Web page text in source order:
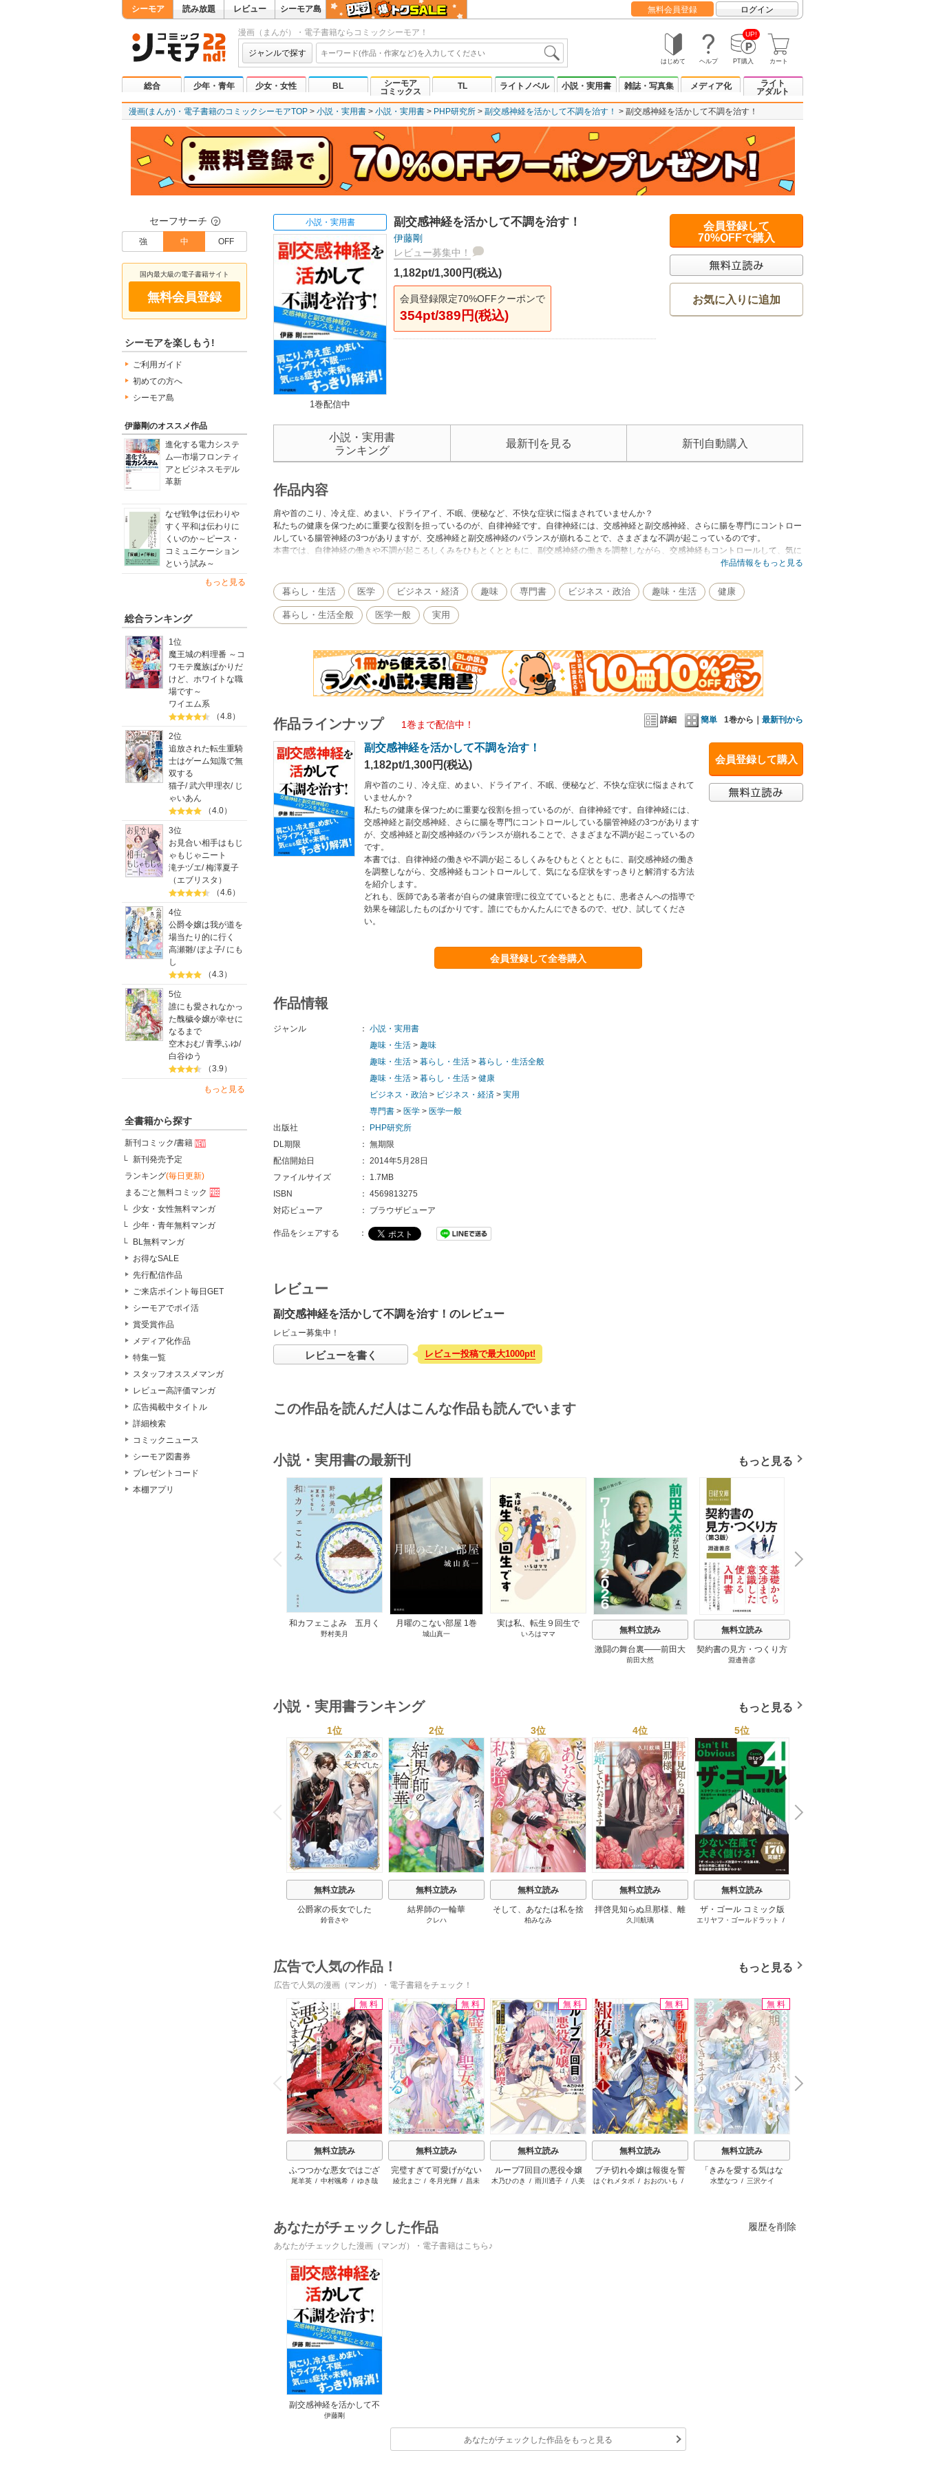
シーモア 読み放題 レビュー シーモア島 無料会員登録 ログイン
漫画（まんが）・電子書籍ならコミックシーモア！
ジャンルで探す
はじめて ヘルプ
UP!
PT購入 カート
総合 少年・青年 少女・女性 BL
シーモア
コミックス
TL ライトノベル 小説・実用書 雑誌・写真集 メディア化
ライト
アダルト
漫画(まんが)・電子書籍のコミックシーモアTOP 小説・実用書 小説・実用書 PHP研究所 副交感神経を活かして不調を治す！ 副交感神経を活かして不調を治す！
セーフサーチ ？
強 中 OFF
国内最大級の電子書籍サイト
無料会員登録
シーモアを楽しもう!
ご利用ガイド
初めての方へ
シーモア島
伊藤剛のオススメ作品
進化する電力システ
ム―市場フロンティ
アとビジネスモデル
革新
なぜ戦争は伝わりや
すく平和は伝わりに
くいのか～ピース・
コミュニケーション
という試み～
もっと見る
総合ランキング
1位
魔王城の料理番 ～コ
ワモテ魔族ばかりだ
けど、ホワイトな職
場です～
ワイエム系
（4.8）
2位
追放された転生重騎
士はゲーム知識で無
双する
猫子/武六甲理衣/ じ
ゃいあん
（4.0）
3位
お見合い相手はもじ
ゃもじゃニート
滝チヅエ/梅澤夏子
（エブリスタ）
（4.6）
4位
公爵令嬢は我が道を
場当たり的に行く
高瀬雛/ぽよ子/ にも
し
（4.3）
5位
誰にも愛されなかっ
た醜穢令嬢が幸せに
なるまで
空木おむ/青季ふゆ/
白谷ゆう
（3.9）
もっと見る
全書籍から探す
新刊コミック/書籍
新刊発売予定
ランキング(毎日更新)
まるごと無料コミック
少女・女性無料マンガ
少年・青年無料マンガ
BL無料マンガ
お得なSALE
先行配信作品
ご来店ポイント毎日GET
シーモアでポイ活
賞受賞作品
メディア化作品
特集一覧
スタッフオススメマンガ
レビュー高評価マンガ
広告掲載中タイトル
詳細検索
コミックニュース
シーモア図書券
プレゼントコード
本棚アプリ
小説・実用書
1巻配信中
副交感神経を活かして不調を治す！
伊藤剛
レビュー募集中！
1,182pt/1,300円(税込)
会員登録限定70%OFFクーポンで
354pt/389円(税込)
会員登録して
70%OFFで購入
お気に入りに追加
小説・実用書
ランキング
最新刊を見る 新刊自動購入
作品内容
肩や首のこり、冷え症、めまい、ドライアイ、不眠、便秘など、不快な症状に悩まされていませんか？
私たちの健康を保つために重要な役割を担っているのが、自律神経です。自律神経には、交感神経と副交感神経、さらに腸を専門にコントロー
ルしている腸管神経の3つがありますが、交感神経と副交感神経のバランスが崩れることで、さまざまな不調が起こっているのです。
本書では、自律神経の働きや不調が起こるしくみをひもとくとともに、副交感神経の働きを調整しながら、交感神経もコントロールして、気に
できるので、ぜひ、試してください。
作品情報をもっと見る
暮らし・生活 医学 ビジネス・経済 趣味 専門書 ビジネス・政治 趣味・生活 健康
暮らし・生活全般 医学一般 実用
詳細 簡単 1巻から｜ 最新刊から
作品ラインナップ 1巻まで配信中！
会員登録して購入
副交感神経を活かして不調を治す！
1,182pt/1,300円(税込)
肩や首のこり、冷え症、めまい、ドライアイ、不眠、便秘など、不快な症状に悩まされて
いませんか？
私たちの健康を保つために重要な役割を担っているのが、自律神経です。自律神経には、
交感神経と副交感神経、さらに腸を専門にコントロールしている腸管神経の3つがあります
が、交感神経と副交感神経のバランスが崩れることで、さまざまな不調が起こっているの
です。
本書では、自律神経の働きや不調が起こるしくみをひもとくとともに、副交感神経の働き
を調整しながら、交感神経もコントロールして、気になる症状をすっきりと解消する方法
を紹介します。
どれも、医師である著者が自らの健康管理に役立てているとともに、患者さんへの指導で
効果を確認したものばかりです。誰にでもかんたんにできるので、ぜひ、試してくださ
い。
会員登録して全巻購入
作品情報
ジャンル ： 小説・実用書
趣味・生活 > 趣味
趣味・生活 > 暮らし・生活 > 暮らし・生活全般
趣味・生活 > 暮らし・生活 > 健康
ビジネス・政治 > ビジネス・経済 > 実用
専門書 > 医学 > 医学一般
出版社
：
PHP研究所
DL期限
： 無期限
配信開始日
： 2014年5月28日
ファイルサイズ
：
1.7MB
ISBN
： 4569813275
対応ビューア
： ブラウザビューア
作品をシェアする ：
レビュー
副交感神経を活かして不調を治す！のレビュー
レビュー募集中！
レビューを書く レビュー投稿で最大1000pt!
この作品を読んだ人はこんな作品も読んでいます
小説・実用書の最新刊 もっと見る
P
r
e
v
i
o
u
和カフェこよみ 五月く
んの夏のおもてなし 1巻
野村美月
月曜のこない部屋 1巻
城山真一
実は私、転生９回生で
す マンガ 私の前世物
いろはママ
無料立読み
激闘の舞台裏――前田大
然が見たワールドカップ
前田大然
無料立読み
契約書の見方・つくり方
＜第３版＞ 1巻
淵邊善彦
N
e
x
t
小説・実用書ランキング もっと見る
P
r
e
v
i
o
u
s
1位
無料立読み
公爵家の長女でした
鈴音さや
2位
無料立読み
結界師の一輪華
クレハ
3位
無料立読み
そして、あなたは私を捨
てる
柏みなみ
4位
無料立読み
拝啓見知らぬ旦那様、離
婚していただきます
久川航璃
5位
無料立読み
ザ・ゴール コミック版
エリヤフ・ゴールドラット
/
N
e
x
t
広告で人気の作品！ もっと見る
広告で人気の漫画（マンガ）・電子書籍をチェック！
P
r
e
v
i
o
u
s
無料
無料立読み
ふつつかな悪女ではござ
いますが ～雛宮蝶鼠とり
尾羊英 / 中村颯希 / ゆき哉
無料
無料立読み
完璧すぎて可愛げがない
と婚約破棄された聖女は
綾北まご / 冬月光輝 / 昌未
無料
無料立読み
ループ7回目の悪役令嬢
は、元敵国で自由気まま
木乃ひのき / 雨川透子 /
八美
無料
無料立読み
ブチ切れ令嬢は報復を誓
いました。
はぐれメタボ / おおのいも /
無料
無料立読み
「きみを愛する気はな
い」と言った次期公爵様
水埜なつ / 三沢ケイ
N
e
x
t
あなたがチェックした作品 履歴を削除
あなたがチェックした漫画（マンガ）・電子書籍はこちら♪
副交感神経を活かして不
調を治す！
伊藤剛
あなたがチェックした作品をもっと見る